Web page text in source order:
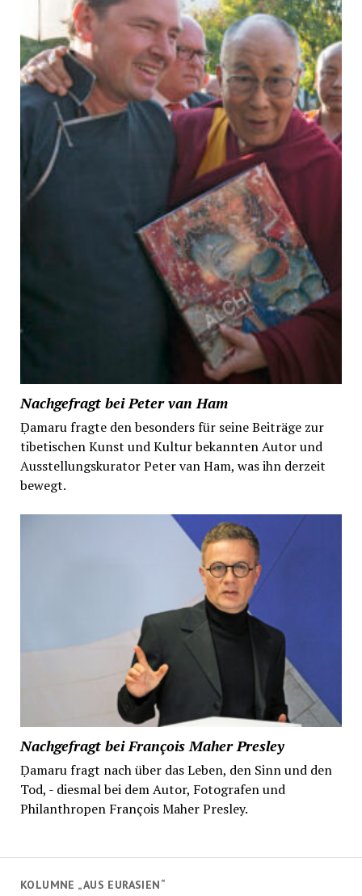
Nachgefragt bei Peter van Ham
Ḍamaru fragte den besonders für seine Beiträge zur
tibetischen Kunst und Kultur bekannten Autor und
Ausstellungskurator Peter van Ham, was ihn derzeit
bewegt.
Nachgefragt bei François Maher Presley
Ḍamaru fragt nach über das Leben, den Sinn und den
Tod, - diesmal bei dem Autor, Fotografen und
Philanthropen François Maher Presley.
KOLUMNE „AUS EURASIEN“